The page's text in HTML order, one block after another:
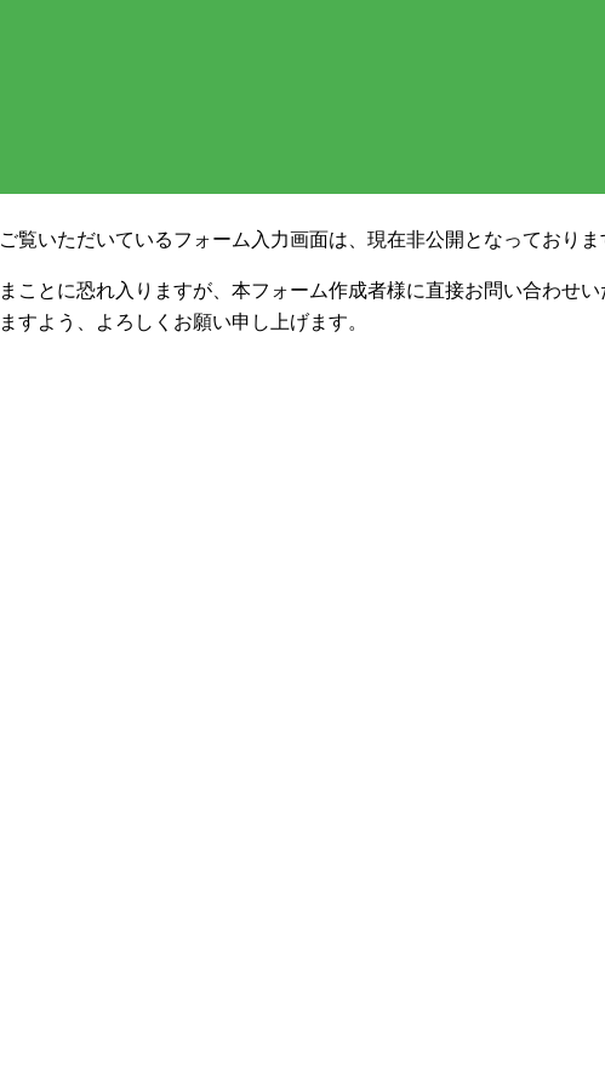
ご覧いただいているフォーム入力画面は、現在非公開となっておりま
まことに恐れ入りますが、本フォーム作成者様に直接お問い合わせい
ますよう、よろしくお願い申し上げます。